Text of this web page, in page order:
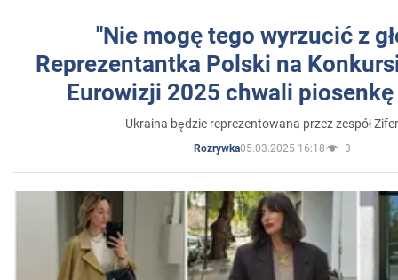
"Nie mogę tego wyrzucić z
Reprezentantka Polski na
Eurowizji 2025 chwali
Ukraina będzie reprezentowana przez zespół
Rozrywka05.03.2025 16:18 3